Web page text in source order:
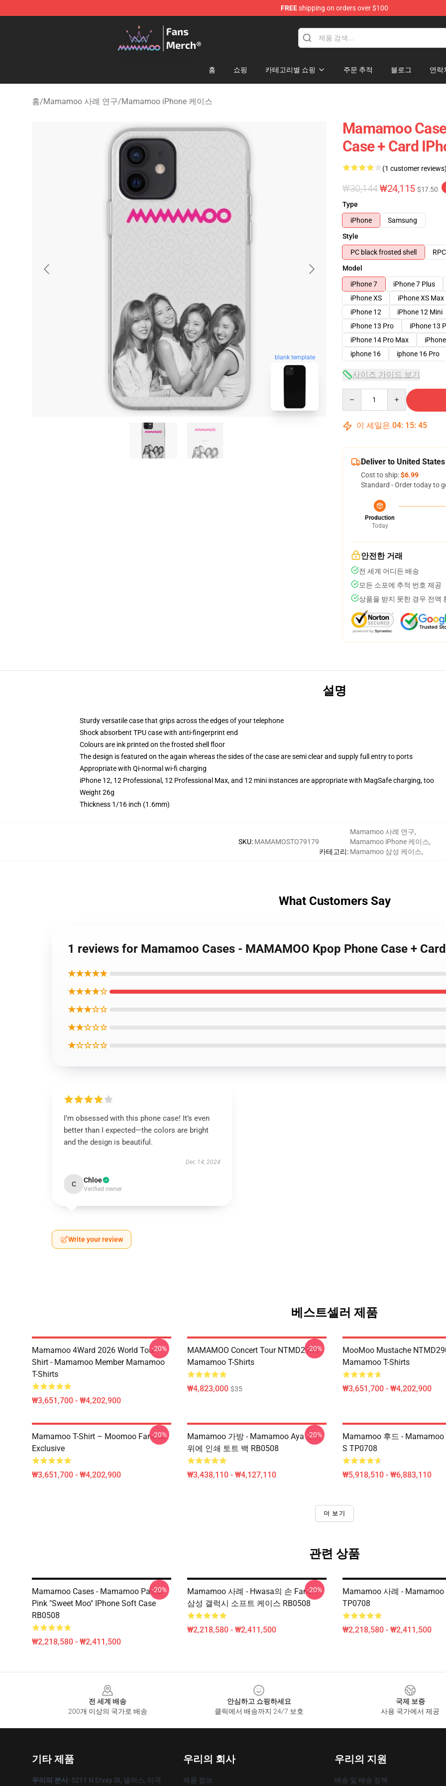
FREEshipping on orders over $100
Mamamoo Store - Official Mamamoo Merchandise Shop
홈 쇼핑 카테고리별 쇼핑 주문 추적 블로그 연락
홈/Mamamoo 사례 연구/Mamamoo iPhone 케이스
blank template
Mamamoo
Case + Card
(1 customer reviews)
₩30,144₩24,115 $17.50
Type
iPhone
Samsung
Style
PC black frosted shell
Model
iPhone 7
iPhone 7 Plus
iPhone XS
iPhone XS Max
iPhone 12
iPhone 12 Mini
iPhone 13 Pro
iPhone 13
iPhone 14 Pro Max
iphone 16
iphone 16 Pro
사이즈 가이드 보기
이 세일은 04: 15: 44
Deliver to United States
Cost to ship:$6.99
Standard - Order today to
Production
Today
안전한 거래
전 세계 어디든 배송
모든 소포에 추적 번호 제공
상품을 받지 못한 경우 전액
설명
Sturdy versatile case that grips across the edges of your telephone
Shock absorbent TPU case with anti-fingerprint end
Colours are ink printed on the frosted shell floor
The design is featured on the again whereas the sides of the case are semi clear and supply full entry to ports
Appropriate with Qi-normal wi-fi charging
iPhone 12, 12 Professional, 12 Professional Max, and 12 mini instances are appropriate with MagSafe charging, too
Weight 26g
Thickness 1/16 inch (1.6mm)
SKU: MAMAMOSTO79179
카테고리:
Mamamoo 사례 연구,
Mamamoo iPhone 케이스,
Mamamoo 삼성 케이스,
What Customers Say
1 reviews for Mamamoo Cases - MAMAMOO Kpop Phone Case +
★★★★★
★★★★☆
★★★☆☆
★★☆☆☆
★☆☆☆☆
I’m obsessed with this phone case! It’s even
better than I expected—the colors are bright
and the design is beautiful.
Dec 14, 2024
C Chloe
Verified owner
Write your review
베스트셀러 제품
Mamamoo 4Ward 2026 World Tour
Shirt - Mamamoo Member Mamamoo
T-Shirts
₩3,651,700 - ₩4,202,900
-20%
MAMAMOO Concert Tour NTMD2906
Mamamoo T-Shirts
₩4,823,000 $35
-20%
MooMoo Mustache
Mamamoo T-Shirts
₩3,651,700 - ₩4,202,900
Mamamoo T-Shirt – Moomoo Fanclub
Exclusive
₩3,651,700 - ₩4,202,900
-20%
Mamamoo 가방 - Mamamoo Aya 모든
위에 인쇄 토트 백 RB0508
₩3,438,110 - ₩4,127,110
-20%
Mamamoo 후드 - Mamamoo
S TP0708
₩5,918,510 - ₩6,883,110
더 보기
관련 상품
Mamamoo Cases - Mamamoo Pastel
Pink "Sweet Moo" IPhone Soft Case
RB0508
₩2,218,580 - ₩2,411,500
-20%
Mamamoo 사례 - Hwasa의 손 Fanart
삼성 갤럭시 소프트 케이스 RB0508
₩2,218,580 - ₩2,411,500
-20%
Mamamoo 사례 - Mamamoo
TP0708
₩2,218,580 - ₩2,411,500
전 세계 배송
200개 이상의 국가로 배송
안심하고 쇼핑하세요
클릭에서 배송까지 24/7 보호
국제 보증
사용 국가에서 제공
기타 제품
우리의 본사: 5211 N Ervay St, 댈러스, 미국
우리의 회사
제품 정보
우리의 지원
배송 및 배송 정책